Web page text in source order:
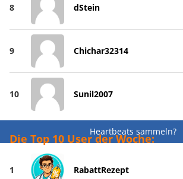
8 dStein
9 Chichar32314
10 Sunil2007
Heartbeats sammeln?
Die Top 10 User der Woche:
1 RabattRezept